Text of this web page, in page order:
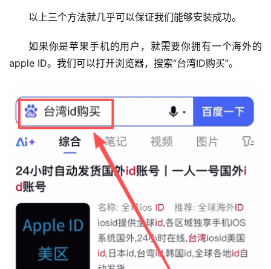
以上三个方法就几乎可以保证我们能够安装成功。
如果你是苹果手机的用户，就需要你拥有一个海外的
apple ID。我们可以打开浏览器，搜索“台湾ID购买”。